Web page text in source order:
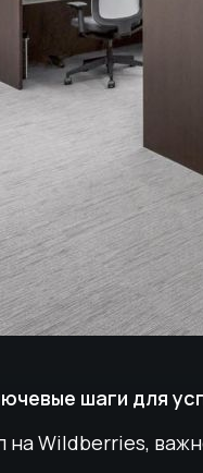
шаги для
на Wildberries,